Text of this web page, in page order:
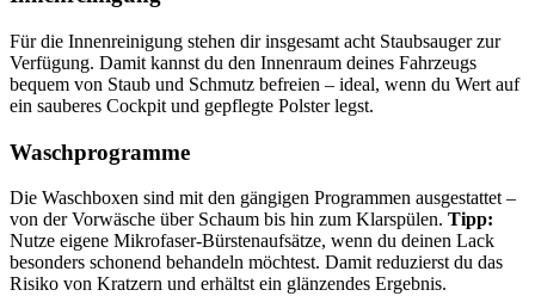
Für die Innenreinigung stehen dir insgesamt acht Staubsauger zur
Verfügung. Damit kannst du den Innenraum deines Fahrzeugs
bequem von Staub und Schmutz befreien – ideal, wenn du Wert auf
ein sauberes Cockpit und gepflegte Polster legst.
Waschprogramme
Die Waschboxen sind mit den gängigen Programmen ausgestattet –
von der Vorwäsche über Schaum bis hin zum Klarspülen. Tipp:
Nutze eigene Mikrofaser-Bürstenaufsätze, wenn du deinen Lack
besonders schonend behandeln möchtest. Damit reduzierst du das
Risiko von Kratzern und erhältst ein glänzendes Ergebnis.